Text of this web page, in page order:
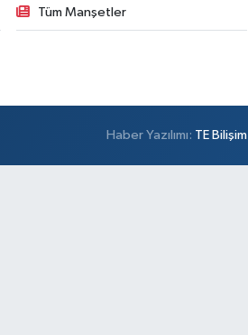
Tüm Manşetler
Haber Yazılımı: TE Bilişim